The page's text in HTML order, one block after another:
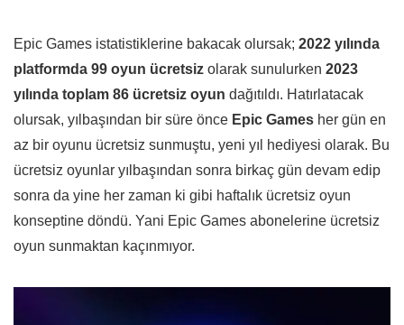
Epic Games istatistiklerine bakacak olursak; 2022 yılında
platformda 99 oyun ücretsiz olarak sunulurken 2023
yılında toplam 86 ücretsiz oyun dağıtıldı. Hatırlatacak
olursak, yılbaşından bir süre önce Epic Games her gün en
az bir oyunu ücretsiz sunmuştu, yeni yıl hediyesi olarak. Bu
ücretsiz oyunlar yılbaşından sonra birkaç gün devam edip
sonra da yine her zaman ki gibi haftalık ücretsiz oyun
konseptine döndü. Yani Epic Games abonelerine ücretsiz
oyun sunmaktan kaçınmıyor.